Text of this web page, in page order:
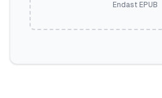
Endast EPUB